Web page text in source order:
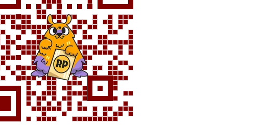
1 Agustus 2021 2 menit waktu baca